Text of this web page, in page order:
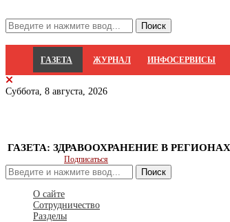
ГАЗЕТА ЖУРНАЛ ИНФОСЕРВИСЫ
Суббота, 8 августа, 2026
ГАЗЕТА: ЗДРАВООХРАНЕНИЕ В РЕГИОНАХ
Подписаться
Поиск
О сайте
Сотрудничество
Разделы